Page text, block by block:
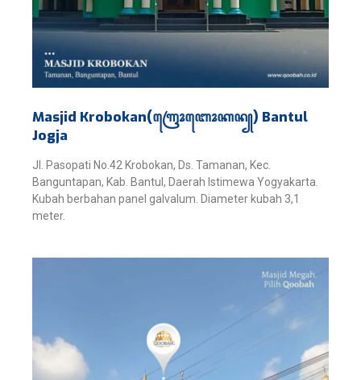
Masjid Krobokan(ꦒꦿꦺꦴꦧꦺꦴꦏꦤ꧀) Bantul
Jogja
Jl. Pasopati No.42 Krobokan, Ds. Tamanan, Kec.
Banguntapan, Kab. Bantul, Daerah Istimewa Yogyakarta.
Kubah berbahan panel galvalum. Diameter kubah 3,1
meter.